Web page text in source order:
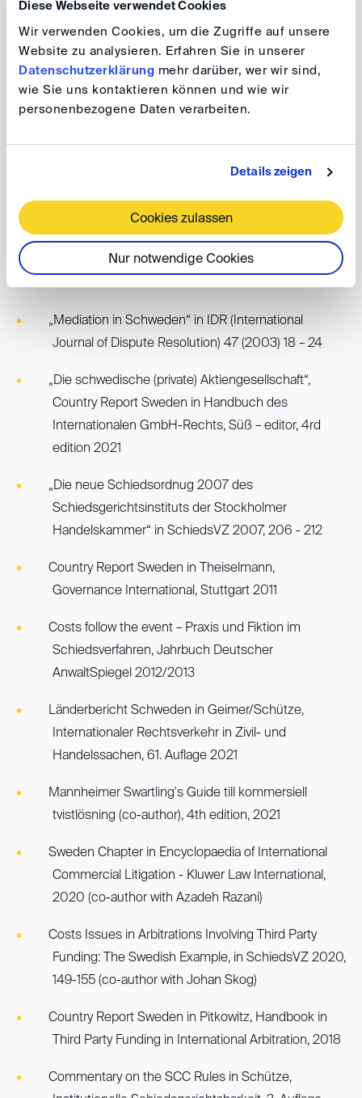
Diese Webseite verwendet Cookies
Wir verwenden Cookies, um die Zugriffe auf unsere
Website zu analysieren. Erfahren Sie in unserer
Datenschutzerklärung mehr darüber, wer wir sind,
wie Sie uns kontaktieren können und wie wir
personenbezogene Daten verarbeiten.
Details zeigen
Cookies zulassen
Nur notwendige Cookies
Als Parteivertreter in internationalen Schiedsverfahren
(DIS, SCC, ICC, Swiss Rules) und staatlichen
Gerichtsverfahren (Schweden und Deutschland),
sowohl Vertrags- und Handelsrecht.
Schiedsrichteraufträge (Beisitzer und Obman) nach den
Deutschland, Swiss Rules.
Publikationen
„Mediation in Schweden“ in IDR (International
Journal of Dispute Resolution) 47 (2003) 18 – 24
„Die schwedische (private) Aktiengesellschaft“,
Country Report Sweden in Handbuch des
Internationalen GmbH-Rechts, Süß – editor, 4rd
edition 2021
„Die neue Schiedsordnug 2007 des
Schiedsgerichtsinstituts der Stockholmer
Handelskammer“ in SchiedsVZ 2007, 206 - 212
Country Report Sweden in Theiselmann,
Governance International, Stuttgart 2011
Costs follow the event – Praxis und Fiktion im
Schiedsverfahren, Jahrbuch Deutscher
AnwaltSpiegel 2012/2013
Länderbericht Schweden in Geimer/Schütze,
Internationaler Rechtsverkehr in Zivil- und
Handelssachen, 61. Auflage 2021
Mannheimer Swartling's Guide till kommersiell
tvistlösning (co-author), 4th edition, 2021
Sweden Chapter in Encyclopaedia of International
Commercial Litigation - Kluwer Law International,
2020 (co-author with Azadeh Razani)
Costs Issues in Arbitrations Involving Third Party
Funding: The Swedish Example, in SchiedsVZ 2020,
149-155 (co-author with Johan Skog)
Country Report Sweden in Pitkowitz, Handbook in
Third Party Funding in International Arbitration, 2018
Commentary on the SCC Rules in Schütze,